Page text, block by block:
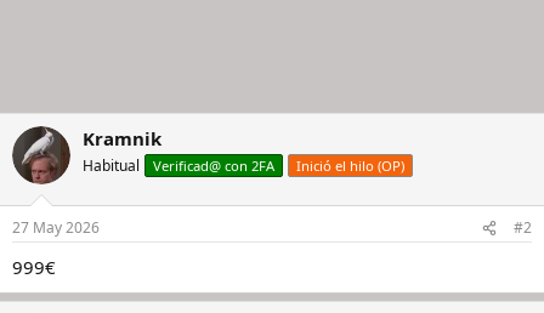
Kramnik
Habitual Verificad@ con 2FA Inició el hilo (OP)
27 May 2026 #2
999€